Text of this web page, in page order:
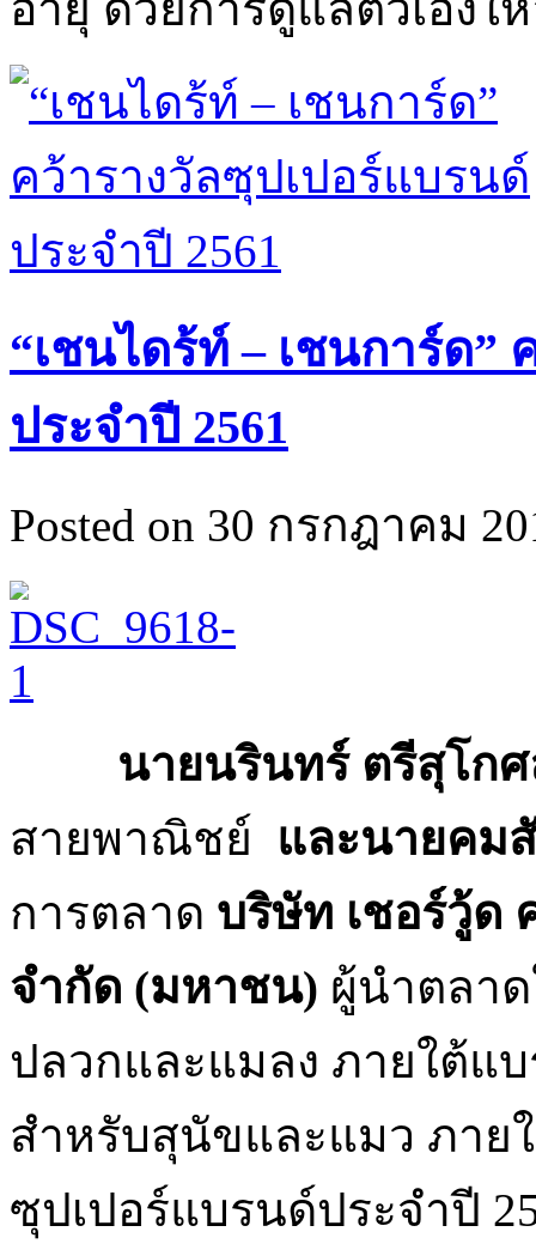
“เชนไดร้ท์ – เชนการ์ด”
ประจำปี 2561
Posted on 30 กรกฎาคม
นายนรินทร์ ตรีสุโก
สายพาณิชย์ และนายคม
การตลาด บริษัท เชอร์วู้ด
จำกัด (มหาชน) ผู้นำตลา
ปลวกและแมลง ภายใต้แ
สำหรับสุนัขและแมว ภาย
ซุปเปอร์แบรนด์ประจำปี